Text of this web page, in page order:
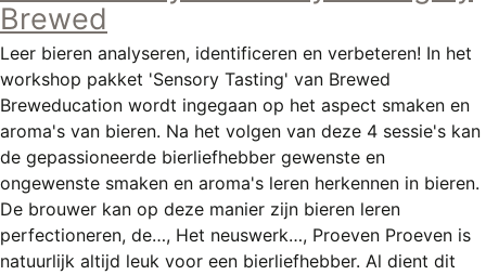
BLOG
AANBOD
AGENDA
CONTACT
Brewed
Leer bieren analyseren, identificeren en verbeteren! In het
workshop pakket 'Sensory Tasting' van Brewed
Breweducation wordt ingegaan op het aspect smaken en
aroma's van bieren. Na het volgen van deze 4 sessie's kan
de gepassioneerde bierliefhebber gewenste en
ongewenste smaken en aroma's leren herkennen in bieren.
De brouwer kan op deze manier zijn bieren leren
perfectioneren, de…, Het neuswerk…, Proeven Proeven is
natuurlijk altijd leuk voor een bierliefhebber. Al dient dit